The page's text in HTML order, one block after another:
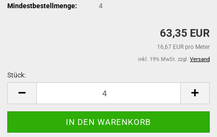
Mindestbestellmenge:
4
63,35 EUR
16,67 EUR pro Meter
inkl. 19% MwSt. zzgl. Versand
Stück: